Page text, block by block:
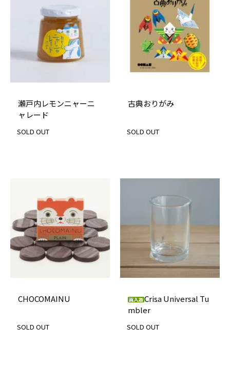
瀬戸内レモンニャーニ
ャレード
SOLD OUT
古典おりがみ
SOLD OUT
CHOCOMAINU
SOLD OUT
Crisa Universal Tu
mbler
SOLD OUT